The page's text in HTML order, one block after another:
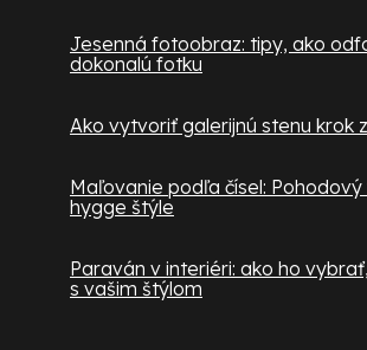
Jesenná fotoobraz: tipy, ako
dokonalú fotku
Ako vytvoriť galerijnú stenu krok
Maľovanie podľa čísel:
hygge štýle
Paraván v interiéri: ako ho
s vašim štýlom